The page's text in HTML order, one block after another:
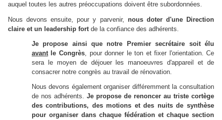
auquel toutes les autres préoccupations doivent être subordonnées.
Nous devons ensuite, pour y parvenir, nous doter d'une Direction
claire et un leadership fort de la confiance des adhérents.
Je propose ainsi que notre Premier secrétaire soit élu
avantle Congrès , pour donner le ton et fixer l'orientation. Ce
sera le moyen de déjouer les manoeuvres d'appareil et de
consacrer notre congrès au travail de rénovation.
Nous devons également organiser différemment la consultation
de nos adhérents. Je propose de renoncer au triste cortège
des contributions, des motions et des nuits de synthèse
pour organiser dans chaque fédération et chaque section